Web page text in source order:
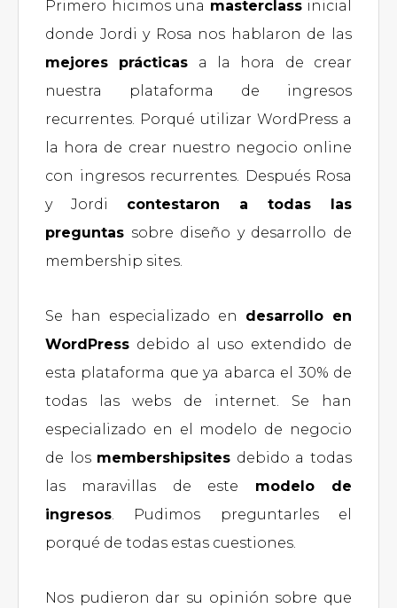
Primero hicimos una masterclassinicial
donde Jordi y Rosa nos hablaron de las
mejores prácticas a la hora de crear
nuestra plataforma de ingresos
recurrentes. Porqué utilizar WordPress a
la hora de crear nuestro negocio online
con ingresos recurrentes. Después Rosa
y Jordi contestaron a todas las
preguntas sobre diseño y desarrollo de
membership sites.
Se han especializado en desarrollo en
WordPress debido al uso extendido de
esta plataforma que ya abarca el 30% de
todas las webs de internet. Se han
especializado en el modelo de negocio
de los membershipsites debido a todas
las maravillas de este modelo de
ingresos. Pudimos preguntarles el
porqué de todas estas cuestiones.
Nos pudieron dar su opinión sobre que